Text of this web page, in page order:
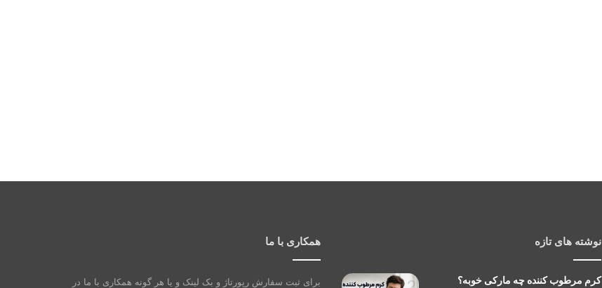
نوشته های تازه
کرم مرطوب کننده چه مارکی خوبه؟
همکاری با ما
برای ثبت سفارش رپورتاژ و بک لینک و یا هر گونه همکاری با ما در